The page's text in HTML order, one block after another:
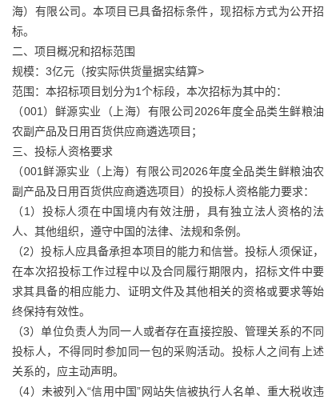
海）有限公司。本项目已具备招标条件，现招标方式为公开招
标。
二、项目概况和招标范围
规模：3亿元（按实际供货量据实结算>
范围：本招标项目划分为1个标段，本次招标为其中的：
（001）鲜源实业（上海）有限公司2026年度全品类生鲜粮油
农副产品及日用百货供应商遴选项目；
三、投标人资格要求
（001鲜源实业（上海）有限公司2026年度全品类生鲜粮油农
副产品及日用百货供应商遴选项目）的投标人资格能力要求：
（1）投标人须在中国境内有效注册，具有独立法人资格的法
人、其他组织，遵守中国的法律、法规和条例。
（2）投标人应具备承担本项目的能力和信誉。投标人须保证，
在本次招投标工作过程中以及合同履行期限内，招标文件中要
求其具备的相应能力、证明文件及其他相关的资格或要求等始
终保持有效性。
（3）单位负责人为同一人或者存在直接控股、管理关系的不同
投标人，不得同时参加同一包的采购活动。投标人之间有上述
关系的，应主动声明。
（4）未被列入“信用中国”网站失信被执行人名单、重大税收违